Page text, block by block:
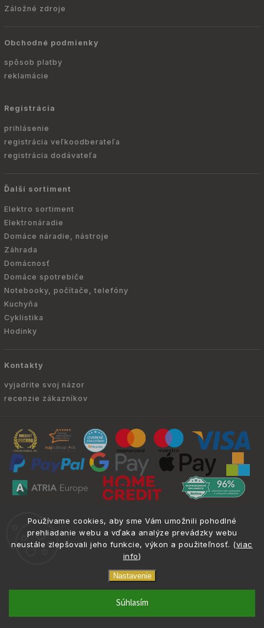
Používame cookies, aby sme Vám umožnili pohodlné
prehliadanie webu a vďaka analýze prevádzky webu
neustále zlepšovali jeho funkcie, výkon a použiteľnosť. (viac
info)
Nastavenie
Súhlasím
Záložné zdroje
Obchodné podmienky
spôsob platby
reklamácie
Registrácia
prihlásenie
registrácia veľkoodberateľa
registrácia dodávateľa
Ďalší sortiment
Elektro sortiment
Elektronáradie
Domáce náradie, nástroje
Záhrada
Domácnosť
Domáce spotrebiče
Notebooky, počítače, telefóny
Kuchyňa
Cyklistika
Hodinky
Kontakty
vyjadrite svoj názor
recenzie zákazníkov
práva vyhradené.
0917 133 662
Nemrznúca